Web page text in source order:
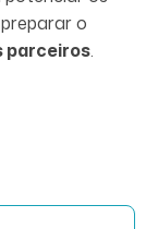
o
parceiros.